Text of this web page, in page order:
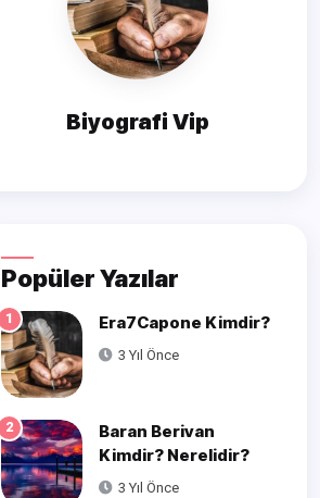
Biyografi Vip
Popüler Yazılar
1 Era7Capone Kimdir?
3 Yıl Önce
2
Baran Berivan
Kimdir? Nerelidir?
3 Yıl Önce